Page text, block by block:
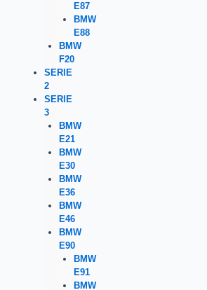
E87
BMW
E88
BMW
F20
SERIE
2
SERIE
3
BMW
E21
BMW
E30
BMW
E36
BMW
E46
BMW
E90
BMW
E91
BMW